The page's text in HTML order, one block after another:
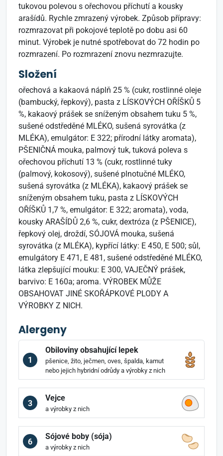
tukovou polevou s ořechovou příchutí a kousky
arašídů. Rychle zmrazený výrobek. Způsob přípravy:
rozmrazovat při pokojové teplotě po dobu asi 60
minut. Výrobek je nutné spotřebovat do 72 hodin po
rozmrazení. Po rozmrazení znovu nezmrazujte.
Složení
ořechová a kakaová náplň 25 % (cukr, rostlinné oleje
(bambucký, řepkový), pasta z LÍSKOVÝCH OŘÍŠKŮ 5
%, kakaový prášek se sníženým obsahem tuku 5 %,
sušené odstředěné MLÉKO, sušená syrovátka (z
MLÉKA), emulgátor: E 322; přírodní látky aromata),
PŠENIČNÁ mouka, palmový tuk, tuková poleva s
ořechovou příchutí 13 % (cukr, rostlinné tuky
(palmový, kokosový), sušené plnotučné MLÉKO,
sušená syrovátka (z MLÉKA), kakaový prášek se
sníženým obsahem tuku, pasta z LÍSKOVÝCH
OŘÍŠKŮ 1,7 %, emulgátor: E 322; aromata), voda,
kousky ARAŠÍDŮ 2,6 %, cukr, dextróza (z PŠENICE),
řepkový olej, droždí, SÓJOVÁ mouka, sušená
syrovátka (z MLÉKA), kypřící látky: E 450, E 500; sůl,
emulgátory E 471, E 481, sušené odstředěné MLÉKO,
látka zlepšující mouku: E 300, VAJEČNÝ prášek,
barvivo: E 160a; aroma. VÝROBEK MŮŽE
OBSAHOVAT JINÉ SKOŘÁPKOVÉ PLODY A
VÝROBKY Z NICH.
Alergeny
1
Obiloviny obsahující lepek
pšenice, žito, ječmen, oves, špalda, kamut
nebo jejich hybridní odrůdy a výrobky z nich
3
Vejce
a výrobky z nich
6
Sójové boby (sója)
a výrobky z nich